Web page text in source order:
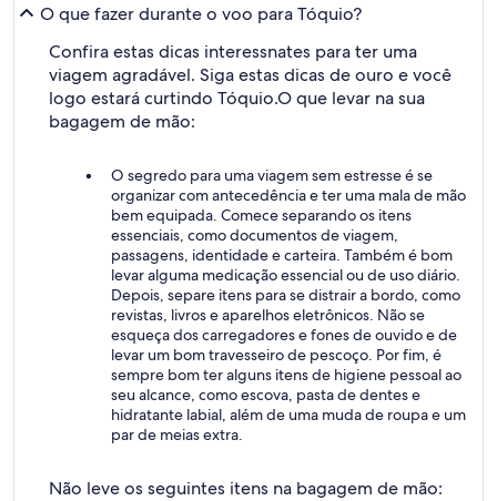
O que fazer durante o voo para Tóquio?
Confira estas dicas interessnates para ter uma
viagem agradável. Siga estas dicas de ouro e você
logo estará curtindo Tóquio.O que levar na sua
bagagem de mão:
O segredo para uma viagem sem estresse é se
organizar com antecedência e ter uma mala de mão
bem equipada. Comece separando os itens
essenciais, como documentos de viagem,
passagens, identidade e carteira. Também é bom
levar alguma medicação essencial ou de uso diário.
Depois, separe itens para se distrair a bordo, como
revistas, livros e aparelhos eletrônicos. Não se
esqueça dos carregadores e fones de ouvido e de
levar um bom travesseiro de pescoço. Por fim, é
sempre bom ter alguns itens de higiene pessoal ao
seu alcance, como escova, pasta de dentes e
hidratante labial, além de uma muda de roupa e um
par de meias extra.
Não leve os seguintes itens na bagagem de mão: